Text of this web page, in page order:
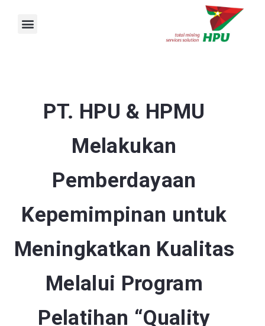
Apply Job
content
PT. HPU & HPMU
Melakukan
Pemberdayaan
Kepemimpinan untuk
Meningkatkan Kualitas
Melalui Program